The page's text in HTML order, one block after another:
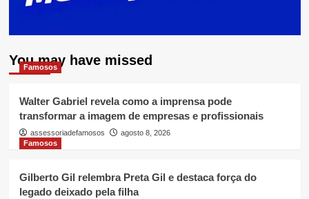
You may have missed
Famosos
Walter Gabriel revela como a imprensa pode
transformar a imagem de empresas e profissionais
assessoriadefamosos
agosto 8, 2026
Famosos
Gilberto Gil relembra Preta Gil e destaca força do
legado deixado pela filha